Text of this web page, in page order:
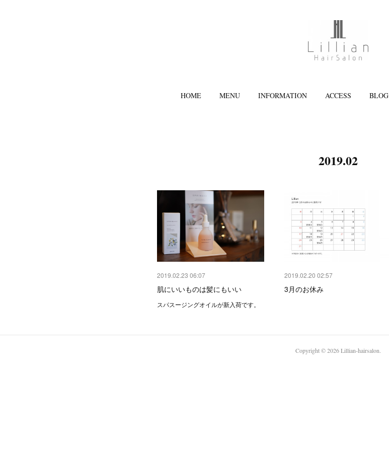
HOME MENU INFORMATION ACCESS BLOG
2019.02
2019.02.23 06:07
肌にいいものは髪にもいい
スパスージングオイルが新入荷です。
2019.02.20 02:57
3月のお休み
Copyright ©2026Lillian-hairsalon.